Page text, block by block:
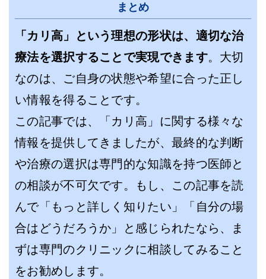
まとめ
「カリ高」という理想の形状は、適切な治
療法を選択することで実現できます。大切
なのは、ご自身の状態や希望に合った正し
い情報を得ることです。
この記事では、「カリ高」に関する様々な
情報を提供してきましたが、最終的な判断
や治療の選択は専門的な知識を持つ医師と
の相談が不可欠です。もし、この記事を読
んで「もっと詳しく知りたい」「自分の場
合はどうだろうか」と感じられたなら、ま
ずは専門のクリニックに相談してみること
をお勧めします。